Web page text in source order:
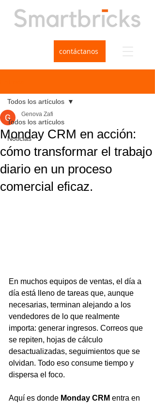
contáctanos
Todos los artículos
Noticias
Todos los artículos
Monday CRM en acción:
cómo transformar el trabajo
diario en un proceso
comercial eficaz.
Genova Zafi
En muchos equipos de ventas, el día a
día está lleno de tareas que, aunque
necesarias, terminan alejando a los
vendedores de lo que realmente
importa: generar ingresos. Correos que
se repiten, hojas de cálculo
desactualizadas, seguimientos que se
olvidan. Todo eso consume tiempo y
dispersa el foco.
Aquí es donde Monday CRM entra en